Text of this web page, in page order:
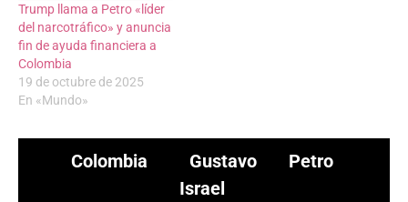
Trump llama a Petro «líder
del narcotráfico» y anuncia
fin de ayuda financiera a
Colombia
19 de octubre de 2025
En «Mundo»
Colombia
Gustavo Petro
Israel